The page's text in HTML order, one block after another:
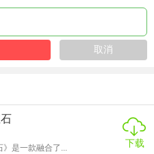
》是一款融合了...
下载